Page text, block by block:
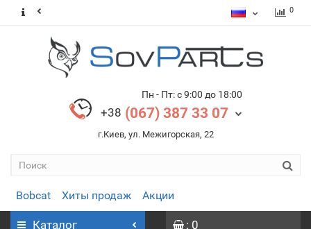
0
Пн - Пт: с 9:00 до 18:00
+38 (067) 387 33 07
г.Киев, ул. Межигорская, 22
Bobcat Хиты продаж Акции
Каталог : 0